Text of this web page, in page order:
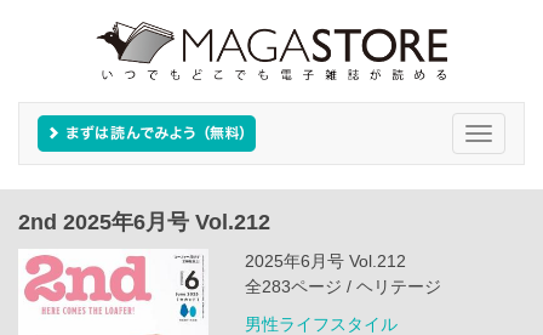
Toggle
2nd 2025年6月号 Vol.212
2025年6月号 Vol.212
全283ページ / ヘリテージ
男性ライフスタイル